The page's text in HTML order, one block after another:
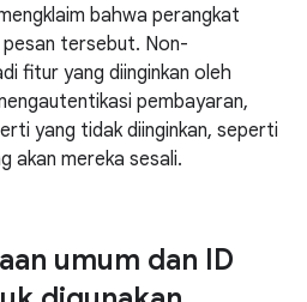
bahwa perangkat
pesan tersebut. Non-
fitur yang diinginkan oleh
pembayaran,
yang tidak diinginkan, seperti
akan mereka sesali.
umum dan ID